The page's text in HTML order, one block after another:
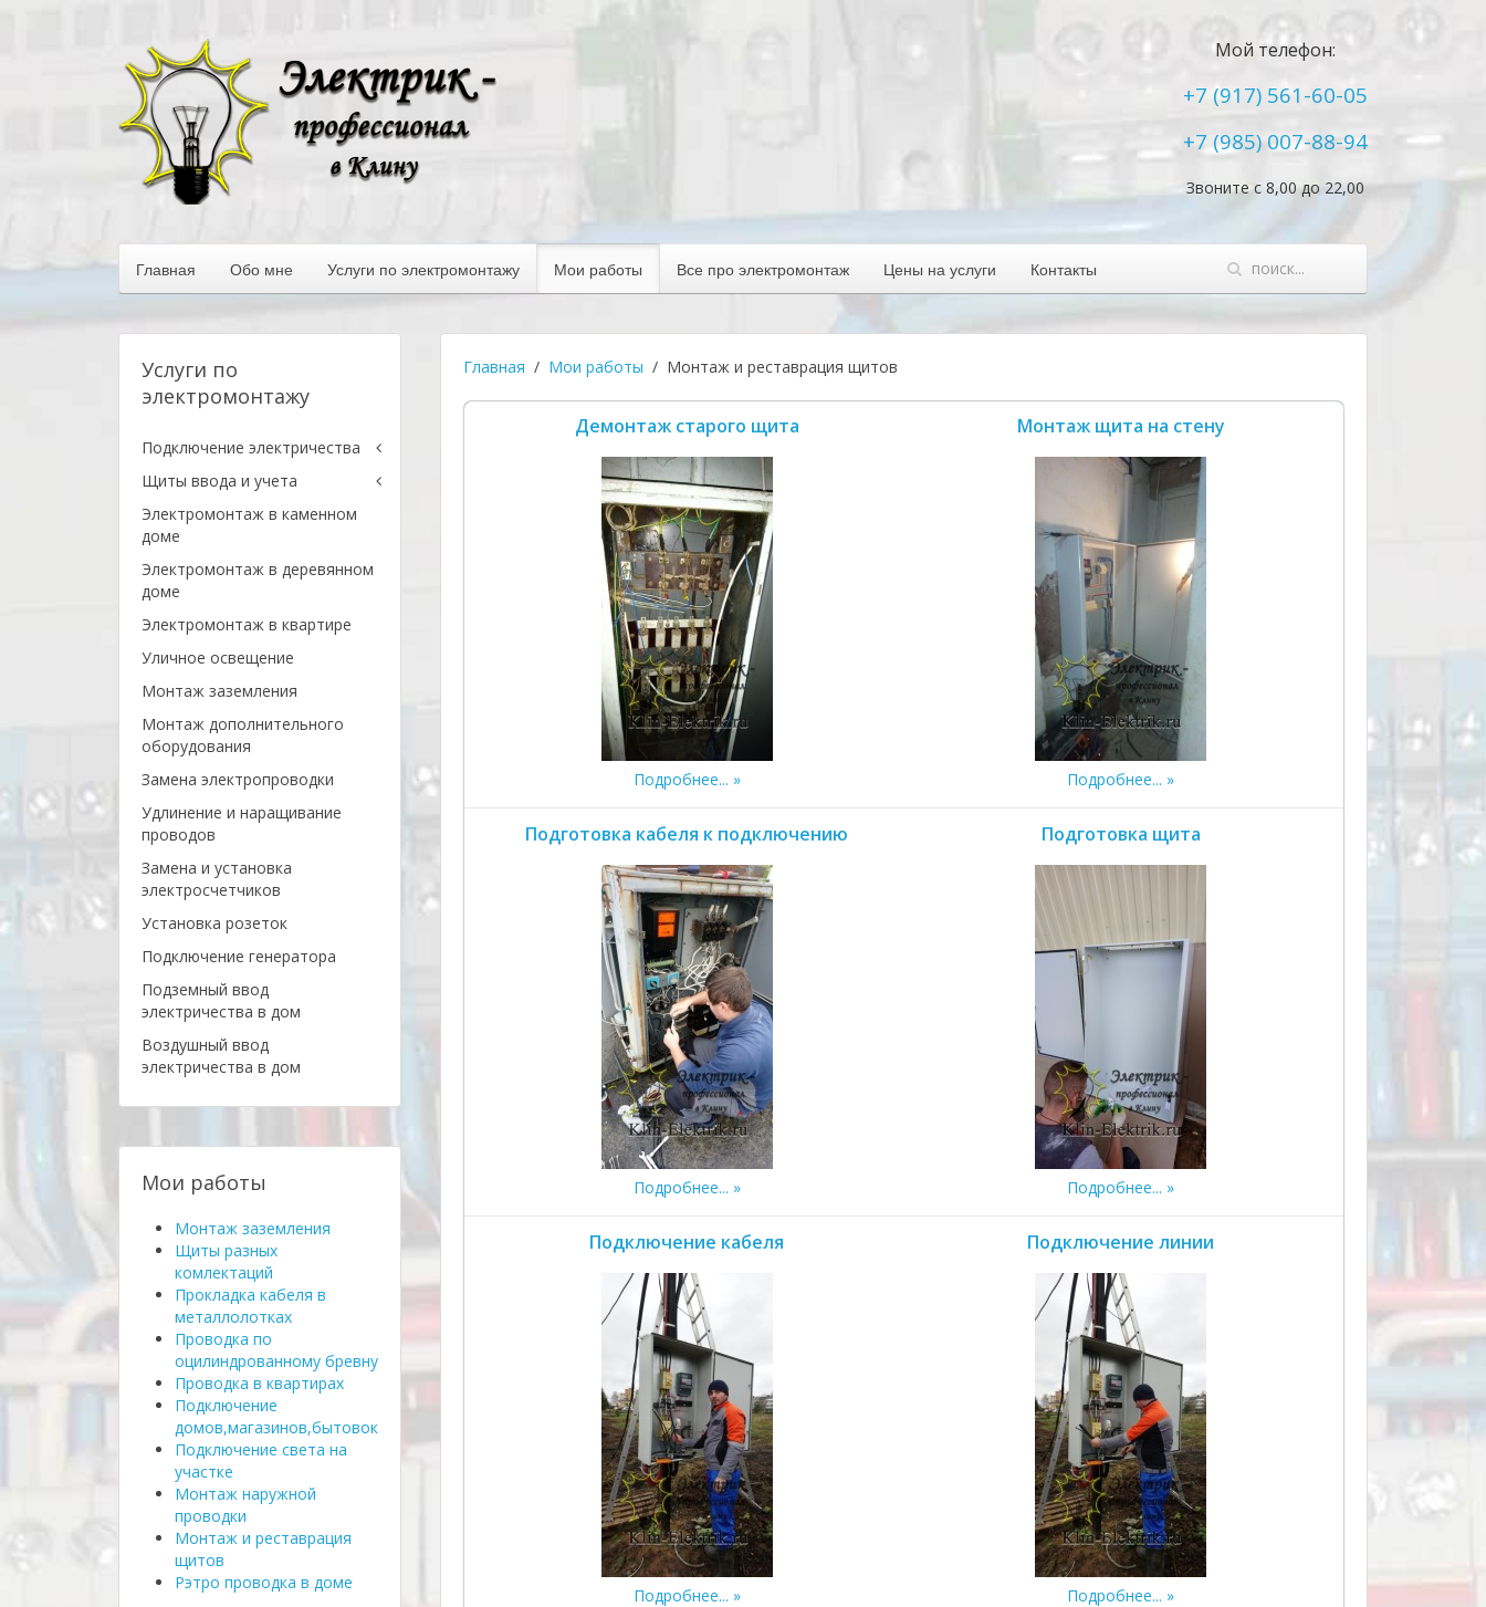
Мой телефон:
+7 (917) 561-60-05
+7 (985) 007-88-94
Звоните с 8,00 до 22,00
Главная Обо мне Услуги по электромонтажу Мои работы Все про электромонтаж Цены на услуги Контакты
Главная Мои работы Монтаж и реставрация щитов
Демонтаж старого щита
Подробнее...
Монтаж щита на стену
Подробнее...
Подготовка кабеля к подключению
Подробнее...
Подготовка щита
Подробнее...
Подключение кабеля
Подробнее...
Подключение линии
Подробнее...
Услуги по
электромонтажу
Подключение электричества
Щиты ввода и учета
Электромонтаж в каменном
доме
Электромонтаж в деревянном
доме
Электромонтаж в квартире
Уличное освещение
Монтаж заземления
Монтаж дополнительного
оборудования
Замена электропроводки
Удлинение и наращивание
проводов
Замена и установка
электросчетчиков
Установка розеток
Подключение генератора
Подземный ввод
электричества в дом
Воздушный ввод
электричества в дом
Мои работы
Монтаж заземления
Щиты разных
комлектаций
Прокладка кабеля в
металлолотках
Проводка по
оцилиндрованному бревну
Проводка в квартирах
Подключение
домов,магазинов,бытовок
Подключение света на
участке
Монтаж наружной
проводки
Монтаж и реставрация
щитов
Рэтро проводка в доме